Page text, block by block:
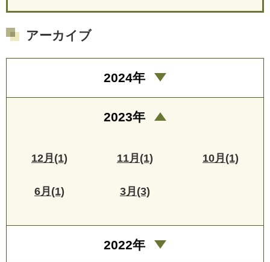
アーカイブ
2024年
2023年
12月(1) 11月(1) 10月(1)
6月(1) 3月(3)
2022年